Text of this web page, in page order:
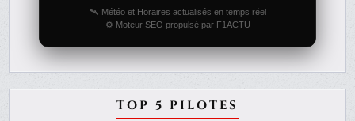
🛰️ Météo et Horaires actualisés en temps réel
⚙️ Moteur SEO propulsé par F1ACTU
TOP 5 PILOTES